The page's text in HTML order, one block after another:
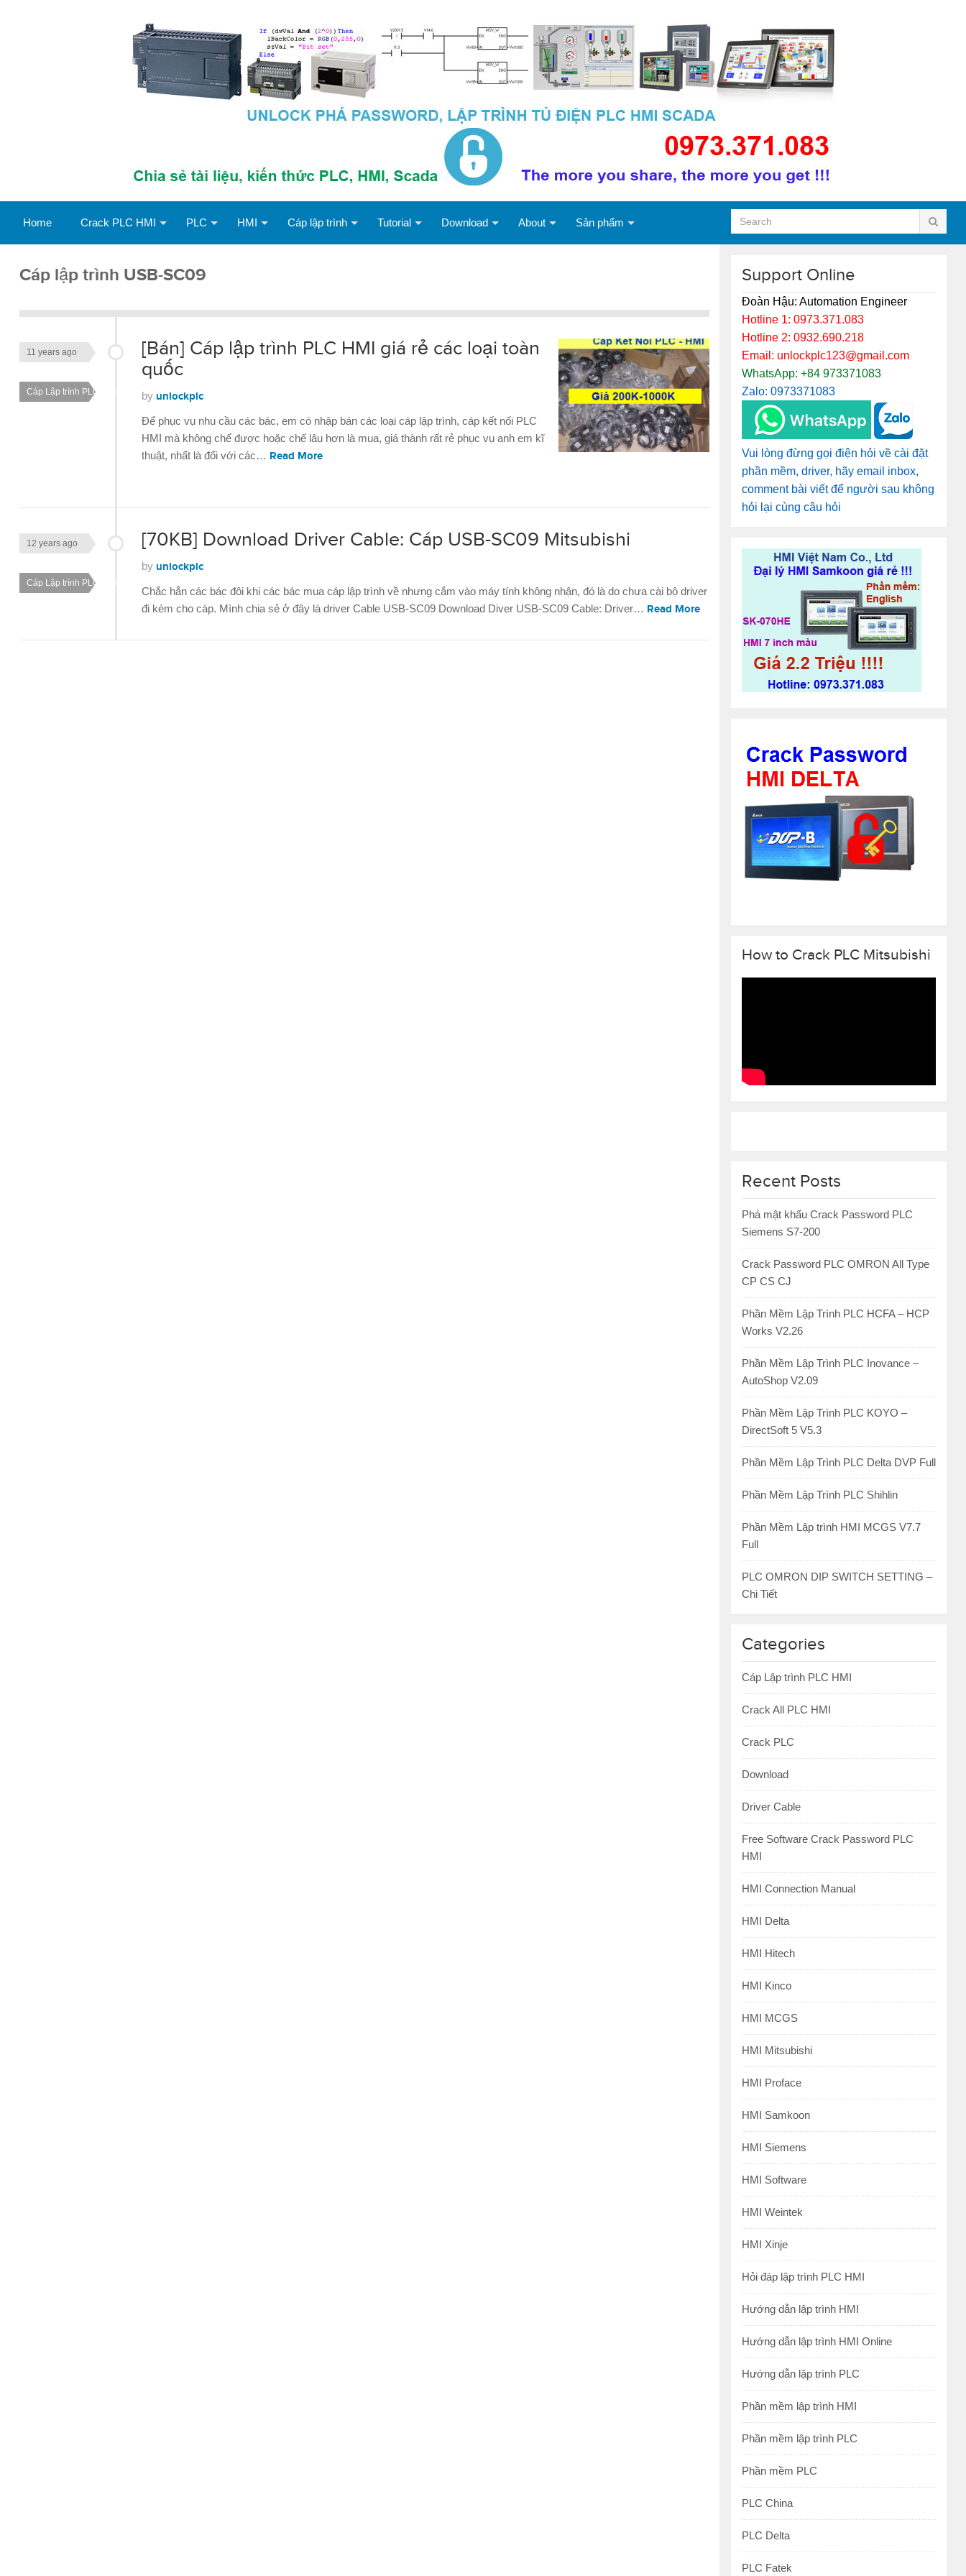
Home Crack PLC HMI PLC HMI Cáp lập trình Tutorial Download About Sản phẩm
Cáp lập trình USB-SC09
[Bán] Cáp lập trình PLC HMI giá rẻ các loại toàn
quốc
11 years ago
by unlockplc
Cáp Lập trình PLC HMI
Để phục vụ nhu cầu các bác, em có nhập bán các loại cáp lập trình, cáp kết nối PLC
HMI mà không chế được hoặc chế lâu hơn là mua, giá thành rất rẻ phục vụ anh em kĩ
thuật, nhất là đối với các… Read More
[70KB] Download Driver Cable: Cáp USB-SC09 Mitsubishi
12 years ago
by unlockplc
Cáp Lập trình PLC HMI
Chắc hẳn các bác đôi khi các bác mua cáp lập trình về nhưng cắm vào máy tính không nhận, đó là do chưa cài bộ driver
đi kèm cho cáp. Mình chia sẻ ở đây là driver Cable USB-SC09 Download Diver USB-SC09 Cable: Driver… Read More
Support Online
Đoàn Hậu: Automation Engineer
Hotline 1: 0973.371.083
Hotline 2: 0932.690.218
Email: unlockplc123@gmail.com
WhatsApp: +84 973371083
Zalo: 0973371083
Vui lòng đừng gọi điện hỏi về cài đặt
phần mềm, driver, hãy email inbox,
comment bài viết để người sau không
hỏi lại cùng câu hỏi
How to Crack PLC Mitsubishi
Recent Posts
Phá mật khẩu Crack Password PLC
Siemens S7-200
Crack Password PLC OMRON All Type
CP CS CJ
Phần Mềm Lập Trình PLC HCFA – HCP
Works V2.26
Phần Mềm Lập Trình PLC Inovance –
AutoShop V2.09
Phần Mềm Lập Trình PLC KOYO –
DirectSoft 5 V5.3
Phần Mềm Lập Trình PLC Delta DVP Full
Phần Mềm Lập Trình PLC Shihlin
Phần Mềm Lập trình HMI MCGS V7.7
Full
PLC OMRON DIP SWITCH SETTING –
Chi Tiết
Categories
Cáp Lập trình PLC HMI
Crack All PLC HMI
Crack PLC
Download
Driver Cable
Free Software Crack Password PLC
HMI
HMI Connection Manual
HMI Delta
HMI Hitech
HMI Kinco
HMI MCGS
HMI Mitsubishi
HMI Proface
HMI Samkoon
HMI Siemens
HMI Software
HMI Weintek
HMI Xinje
Hỏi đáp lập trình PLC HMI
Hướng dẫn lập trình HMI
Hướng dẫn lập trình HMI Online
Hướng dẫn lập trình PLC
Phần mềm lập trình HMI
Phần mềm lập trình PLC
Phần mềm PLC
PLC China
PLC Delta
PLC Fatek